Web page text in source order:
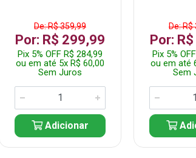
De: R$ 359,99
Por: R$ 299,99
Pix 5% OFF R$ 284,99
ou em até 5x R$ 60,00
Sem Juros
Adicionar
De: R$
Por:
Pix 5%
ou em até
Sem